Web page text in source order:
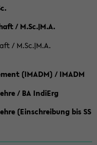
/ M.Sc.|M.A.
/ M.Sc.|M.A.
(IMADM) / IMADM
/ BA IndiErg
(Einschreibung bis SS